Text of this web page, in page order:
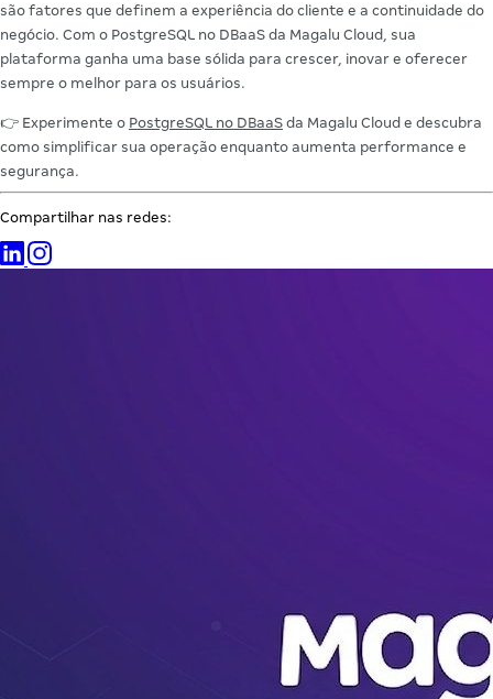
são fatores que definem a experiência do cliente e a continuidade do
negócio. Com o PostgreSQL no DBaaS da Magalu Cloud, sua
plataforma ganha uma base sólida para crescer, inovar e oferecer
sempre o melhor para os usuários.
👉 Experimente o PostgreSQL no DBaaS da Magalu Cloud e descubra
como simplificar sua operação enquanto aumenta performance e
segurança.
Compartilhar nas redes: